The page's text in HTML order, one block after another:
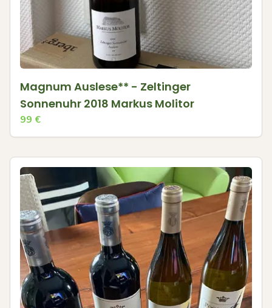
Magnum Auslese** - Zeltinger
Sonnenuhr 2018 Markus Molitor
99 €